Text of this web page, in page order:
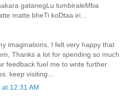
gatanegLu tumbiraleMba
matte bheTi koDtaa iri...
imaginations, I felt very happy that
Thanks a lot for spending so much
feedback fuel me to write further
keep visiting...
12:31 AM